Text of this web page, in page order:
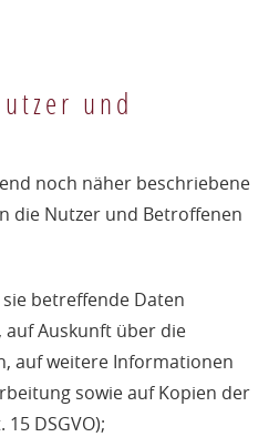
und
noch näher beschriebene
die Nutzer und Betroffenen
betreffende Daten
Auskunft über die
auf weitere Informationen
sowie auf Kopien der
DSGVO);